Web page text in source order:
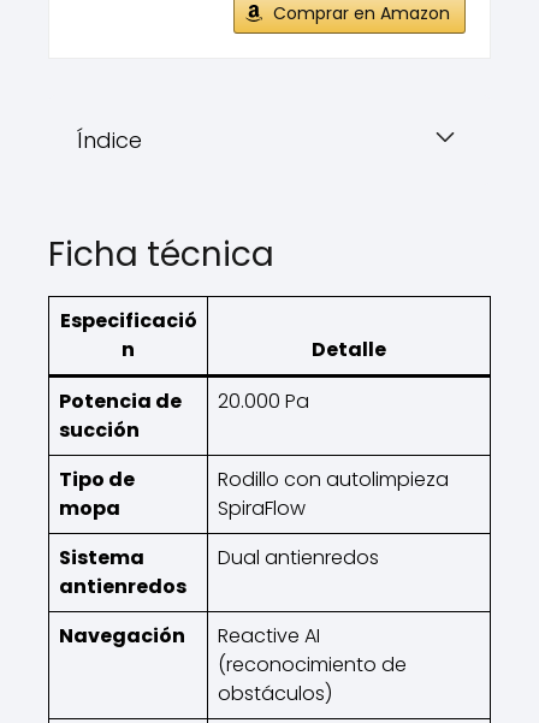
Comprar en Amazon
Índice
Ficha técnica
Especificació
n
Detalle
Potencia de
succión
20.000 Pa
Tipo de
mopa
Rodillo con autolimpieza
SpiraFlow
Sistema
antienredos
Dual antienredos
Navegación
Reactive AI
(reconocimiento de
obstáculos)